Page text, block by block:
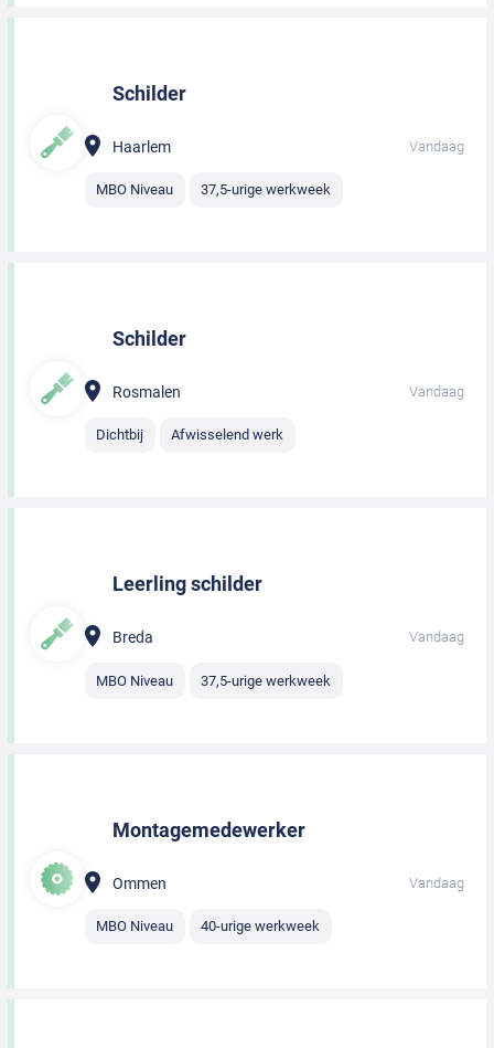
Schilder
Haarlem Vandaag
MBO Niveau 37,5-urige werkweek
Schilder
Rosmalen Vandaag
Dichtbij Afwisselend werk
Leerling schilder
Breda Vandaag
MBO Niveau 37,5-urige werkweek
Montagemedewerker
Ommen Vandaag
MBO Niveau 40-urige werkweek